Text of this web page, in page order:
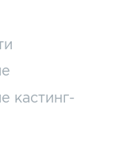
кастинг-